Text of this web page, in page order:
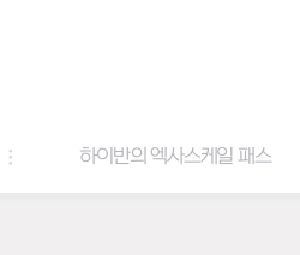
하이반의 엑사스케일 패스